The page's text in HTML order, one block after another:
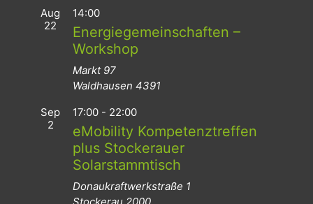
Aug
22
14:00
Energiegemeinschaften –
Workshop
Markt 97
Waldhausen 4391
Sep
2
17:00 - 22:00
eMobility Kompetenztreffen
plus Stockerauer
Solarstammtisch
Donaukraftwerkstraße 1